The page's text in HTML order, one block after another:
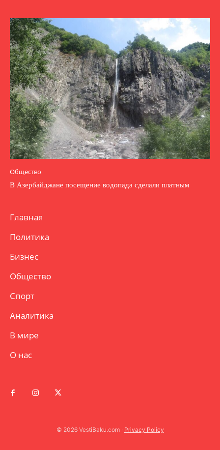
Общество
В Азербайджане посещение водопада сделали платным
Главная
Политика
Бизнес
Общество
Спорт
Аналитика
В мире
О нас
© 2026 VestiBaku.com · Privacy Policy